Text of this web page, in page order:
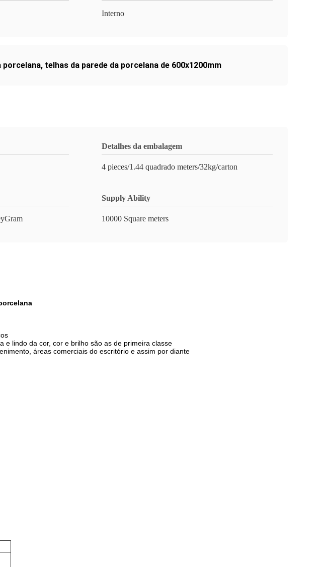
Interno
porcelana, telhas da parede da porcelana de 600x1200mm
Detalhes da embalagem
4 pieces/1.44 quadrado meters/32kg/carton
Supply Ability
10000 Square meters
e lindo da cor, cor e brilho são as de primeira classe
áreas comerciais do escritório e assim por diante